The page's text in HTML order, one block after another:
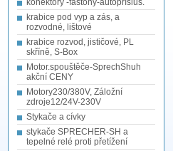
konektory -fastony-autopřísluš.
krabice pod vyp a zás, a
rozvodné, lištové
krabice rozvod, jističové, PL
skříně, S-Box
Motor.spouštěče-SprechShuh
akční CENY
Motory230/380V, Záložní
zdroje12/24V-230V
Stykače a cívky
stykače SPRECHER-SH a
tepelné relé proti přetížení